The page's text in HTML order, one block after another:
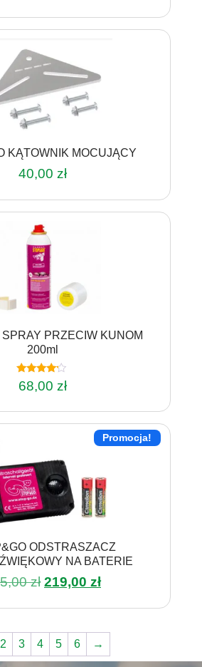
KĄTOWNIK MOCUJĄCY
40,00 zł
PRZECIW KUNOM
200ml
Oceniono
4.00
68,00 zł
Promocja!
ODSTRASZACZ
NA BATERIE
zł Pierwotna
wynosiła:
219,00 złAktualna
wynosi:
2 3 4 5 6 →